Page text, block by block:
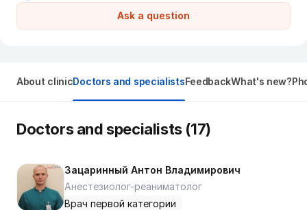
Ask a question
About clinicDoctors and specialistsFeedbackWhat's new?
Doctors and specialists (17)
Зацаринный Антон Владимирович
Анестезиолог-реаниматолог
Врач первой категории